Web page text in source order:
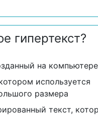
гипертекст?
на компьютере
используется
размера
текст,